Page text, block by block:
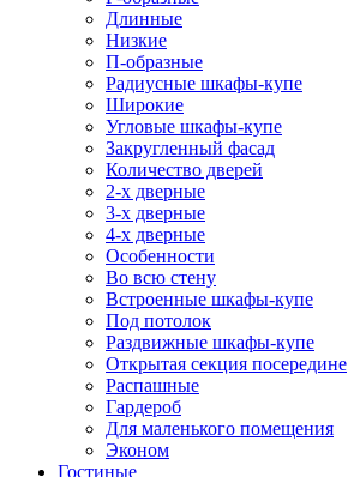
Длинные
Низкие
П-образные
Радиусные шкафы-купе
Широкие
Угловые шкафы-купе
Закругленный фасад
Количество дверей
2-х дверные
3-х дверные
4-х дверные
Особенности
Во всю стену
Встроенные шкафы-купе
Под потолок
Раздвижные шкафы-купе
Открытая секция посередине
Распашные
Гардероб
Для маленького помещения
Эконом
Гостиные